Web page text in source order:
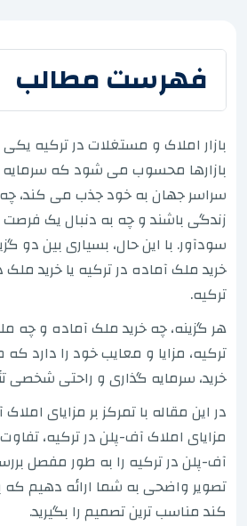
فهرست مطالب
بازار املاک و مستغلات در ترکیه یکی
بازارها محسوب می شود که سرمایه
سراسر جهان به خود جذب می کند، چه
زندگی باشند و چه به دنبال یک
سودآور. با این حال، بسیاری بین دو
خرید ملک آماده در ترکیه یا خرید
ترکیه.
هر گزینه، چه خرید ملک آماده و چه
ترکیه، مزایا و معایب خود را دارد
خرید، سرمایه گذاری و راحتی شخصی
در این مقاله با تمرکز بر مزایای
مزایای املاک آف-پلن در ترکیه،
آف-پلن در ترکیه را به طور مفصل
تصویر واضحی به شما ارائه دهیم
کند مناسب ترین تصمیم را بگیرید.